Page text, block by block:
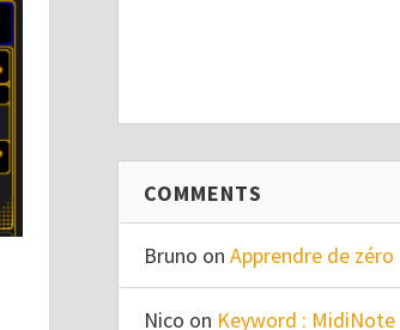
COMMENTS
Bruno onApprendre de zéro
Nico on Keyword : MidiNote